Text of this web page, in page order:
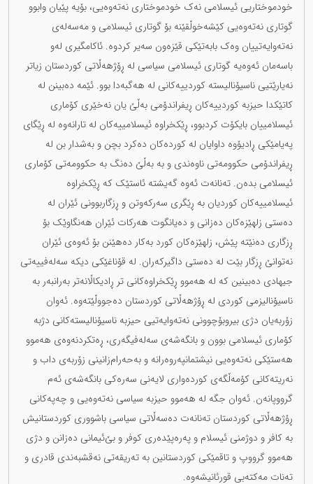
خودموختاریی ئیسلامی نەک خودموختاری نەتەوەیی، بۆیە پێیان وابوو
گوتاری نەتەوەیی کێشەخوڵقێنە بۆ گوتاری ئیسلامی و مەسەلەی
نەتەوایەتییان وەک بابەتێکی قێزەون سەیر کردوە. ئاکامگیری لەو
باسەمان ئەوەیە گوتاری ئیسلامی سیاسی لە ڕۆژهەڵاتی کوردستان زیاتر
نەیارێتیی ناسیۆنالیستە کوردییەکانی لە هەگبەدا بوو. ئێمە دەبینن لە
کاتێکدا حیزبە کوردییەکان ڕیفراندۆمی بەڵێ یان نەخێری کۆماری
ئیسلامییان بایکۆت کردبوو، ڕێکخراوە ئیسلامییەکان لە تارانەوە لە ڕێگای
پەیامێکی ڕادیۆوە داوایان لە کوردەکان دەکرد بچن و بەشدار بن لە
ڕیفراندۆمی حکوومەتی ناوەندی و بە بەڵێ دەنگ بە حکوومەتی کۆماری
ئیسلامی بدەن. تەنانەت ئەوە گەیشتە ئاستێک کە ڕێکخراوە
ئیسلامییەکان کوردیان بە ڕێگری سەرکەوتن و ڕزگاربوونی ئێران لە
دەستی زلهێزەکان دەزانی و دەیانگوت هەرکات ئێران هەنگاوێک بۆ
ڕزگاری دەنێتە پێش، زلهێزەکان کورد بەکار دەهێنن بۆ ئەوەی ئێران
نەتوانێ ڕزگار بێت لە دەستی داگیرکەران. لە قۆناغێکی دیکە سەلەفییەتی
جیهادی دەبینین کە لە هەموو ڕێکخراوەکانی تر ڕادیکاڵانەتر بەرانبەر بە
ناسیۆنالیزمی کوردی لە ڕۆژهەڵاتی کوردستان دەجووڵێتەوە. ئەوان
زۆربەیان دژی بیروبۆچوونی نەتەوایەتیی حیزبە ناسیۆنالیستەکانی دژبە
کۆماری ئیسلامی بوون و بانگەشەی سەلەفیگەری، ڕەتکردنەوەی هەموو
هەستێکی نەتەوەیی نیشتمانپەروەرانە و بەحەرام‌زانینی زۆربەی داب و
نەریتەکانی کۆمەڵگەی کوردەواری لایەنی سەرەکی بانگەشەی ئەم
گرووپانەن. ئەوان جگە لە هەموو حیزبە سیاسی نەتەوەیی و چەپەکانی
ڕۆژهەڵاتی کوردستان تەنانەت دەسەڵاتی سیاسی باشووری کوردستانیش
بە کافر و دوژمنی ئیسلام و پەرەپێدەری کوفر و بێ‌ئیمانی دەزانن و دژی
هەموو گرووپ و تاقمێکی کوردستانین بە تەریقەتی نەقشبەندی قادری و
تەنات مەکتەبی قورئانیشەوە.